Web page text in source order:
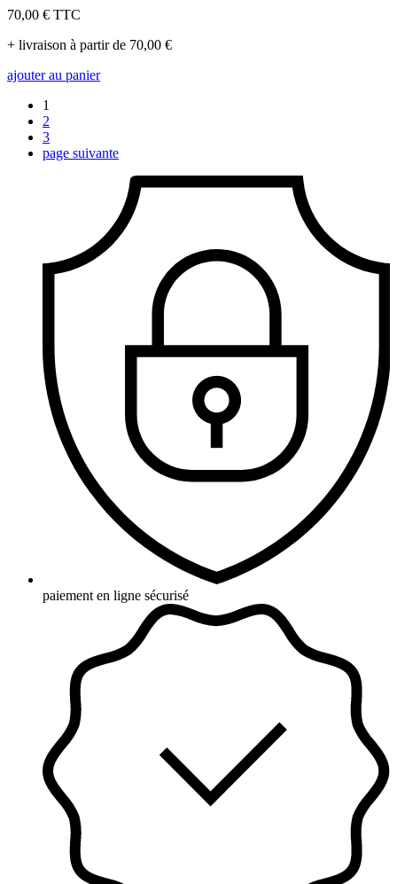
70,00 € TTC
+ livraison à partir de 70,00 €
ajouter au panier
1
2
3
page suivante
paiement en ligne sécurisé